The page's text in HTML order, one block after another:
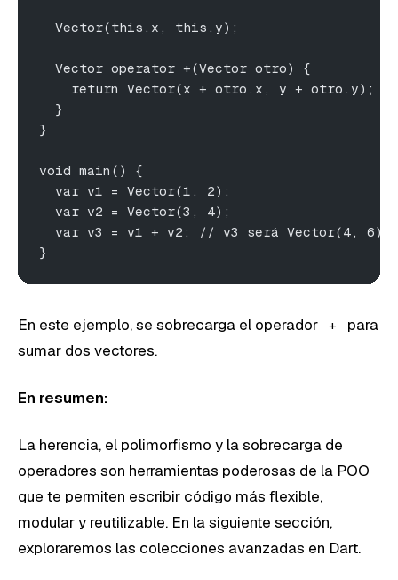
  Vector(this.x, this.y);
  Vector operator +(Vector otro) {
    return Vector(x + otro.x, y + otro.y);
  }
}
void main() {
  var v1 = Vector(1, 2);
  var v2 = Vector(3, 4);
  var v3 = v1 + v2; // v3 será Vector(4, 6)
}
En este ejemplo, se sobrecarga el operador +
para
sumar dos vectores.
En resumen:
La herencia, el polimorfismo y la sobrecarga de
operadores son herramientas poderosas de la POO
que te permiten escribir código más flexible,
modular y reutilizable. En la siguiente sección,
exploraremos las colecciones avanzadas en Dart.